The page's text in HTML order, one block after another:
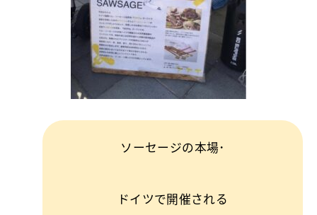
ソーセージの本場･
ドイツで開催される